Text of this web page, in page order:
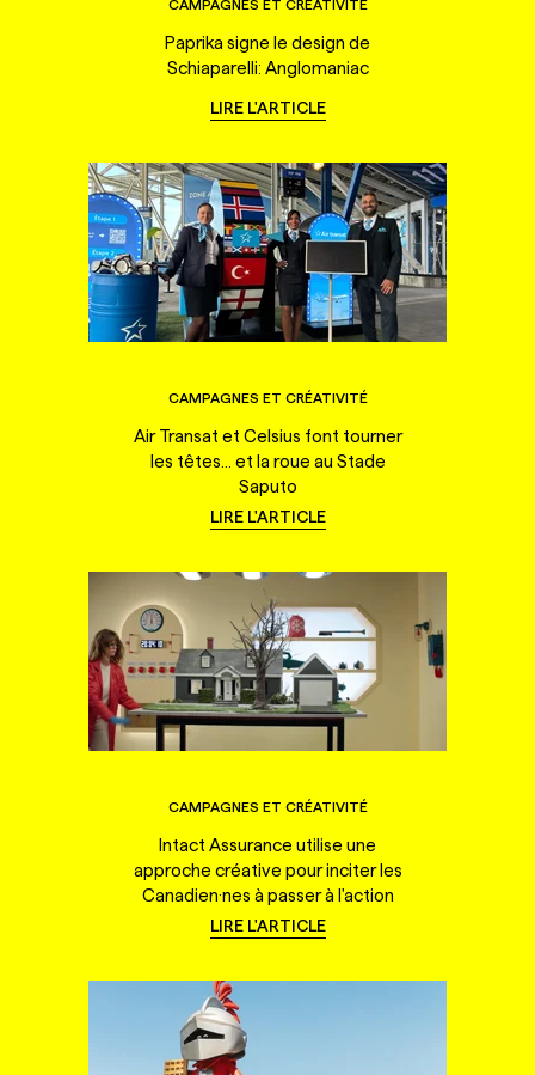
CAMPAGNES ET CRÉATIVITÉ
Paprika signe le design de
Schiaparelli: Anglomaniac
LIRE L'ARTICLE
CAMPAGNES ET CRÉATIVITÉ
Air Transat et Celsius font tourner
les têtes... et la roue au Stade
Saputo
LIRE L'ARTICLE
CAMPAGNES ET CRÉATIVITÉ
Intact Assurance utilise une
approche créative pour inciter les
Canadien·nes à passer à l'action
LIRE L'ARTICLE